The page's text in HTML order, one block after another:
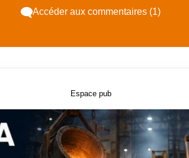
Accéder aux commentaires (1)
Espace pub